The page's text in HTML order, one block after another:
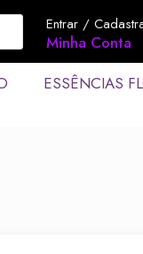
Entrar /
Minha Conta
ESSÊNCIAS